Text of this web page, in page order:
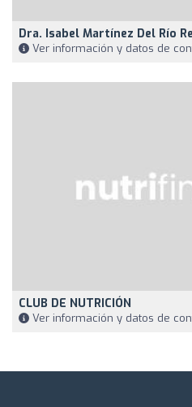
Dra. Isabel Martínez Del Río
Ver información y datos de
CLUB DE NUTRICIÓN
Ver información y datos de